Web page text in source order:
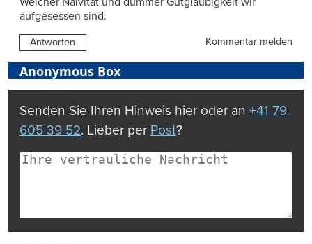
aufgesessen sind.
Antworten Kommentar melden
Anonymous Box
Senden Sie Ihren Hinweis hier oder an +41 79
605 39 52. Lieber per Post?